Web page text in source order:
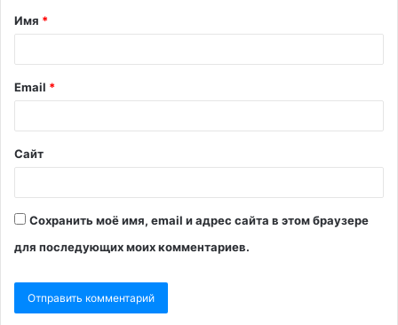
Имя *
Email *
Сайт
Сохранить моё имя, email и адрес сайта в этом браузере
для последующих моих комментариев.